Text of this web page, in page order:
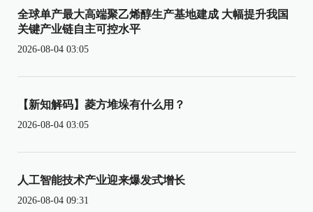
全球单产最大高端聚乙烯醇生产基地建成 大幅提升我国
关键产业链自主可控水平
2026-08-04 03:05
【新知解码】菱方堆垛有什么用？
2026-08-04 03:05
人工智能技术产业迎来爆发式增长
2026-08-04 09:31